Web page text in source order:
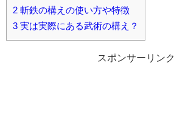
2 斬鉄の構えの使い方や特徴
3 実は実際にある武術の構え？
スポンサーリンク